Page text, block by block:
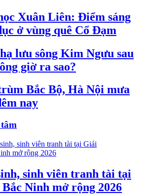
Xuân Liên: Điểm sáng
ở vùng quê Cổ Đạm
lưu sông Kim Ngưu sau
giờ ra sao?
Bắc Bộ, Hà Nội mưa
nay
sinh viên tranh tài tại
Ninh mở rộng 2026